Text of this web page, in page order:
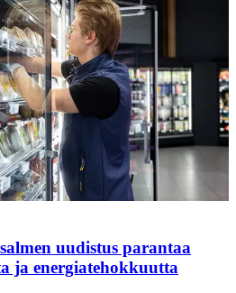
uudistus parantaa
ja energiatehokkuutta